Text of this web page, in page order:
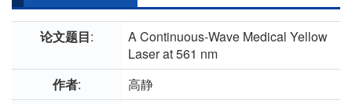
论文题目:
A Continuous-Wave Medical Yellow
Laser at 561 nm
作者:
高静